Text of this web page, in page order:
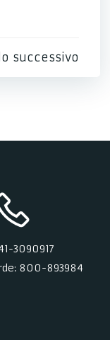
successivo
3090917
800-893984